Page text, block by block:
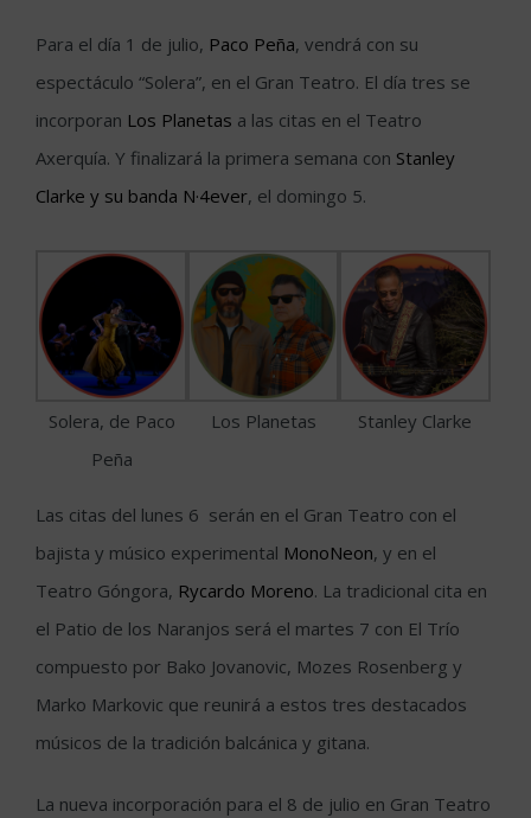
Para el día 1 de julio, Paco Peña, vendrá con su
espectáculo “Solera”, en el Gran Teatro. El día tres se
incorporan Los Planetas a las citas en el Teatro
Axerquía. Y finalizará la primera semana con Stanley
Clarke y su banda N·4ever, el domingo 5.
Solera, de Paco
Peña
Los Planetas Stanley Clarke
Las citas del lunes 6 serán en el Gran Teatro con el
bajista y músico experimental MonoNeon, y en el
Teatro Góngora, Rycardo Moreno. La tradicional cita en
el Patio de los Naranjos será el martes 7 con El Trío
compuesto por Bako Jovanovic, Mozes Rosenberg y
Marko Markovic que reunirá a estos tres destacados
músicos de la tradición balcánica y gitana.
La nueva incorporación para el 8 de julio en Gran Teatro